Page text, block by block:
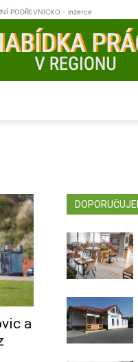
PODŘEVNICKO - inzerce
a